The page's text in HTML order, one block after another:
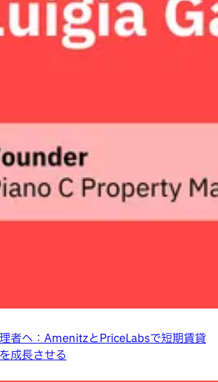
者へ：AmenitzとPriceLabsで短期賃貸
成長させる